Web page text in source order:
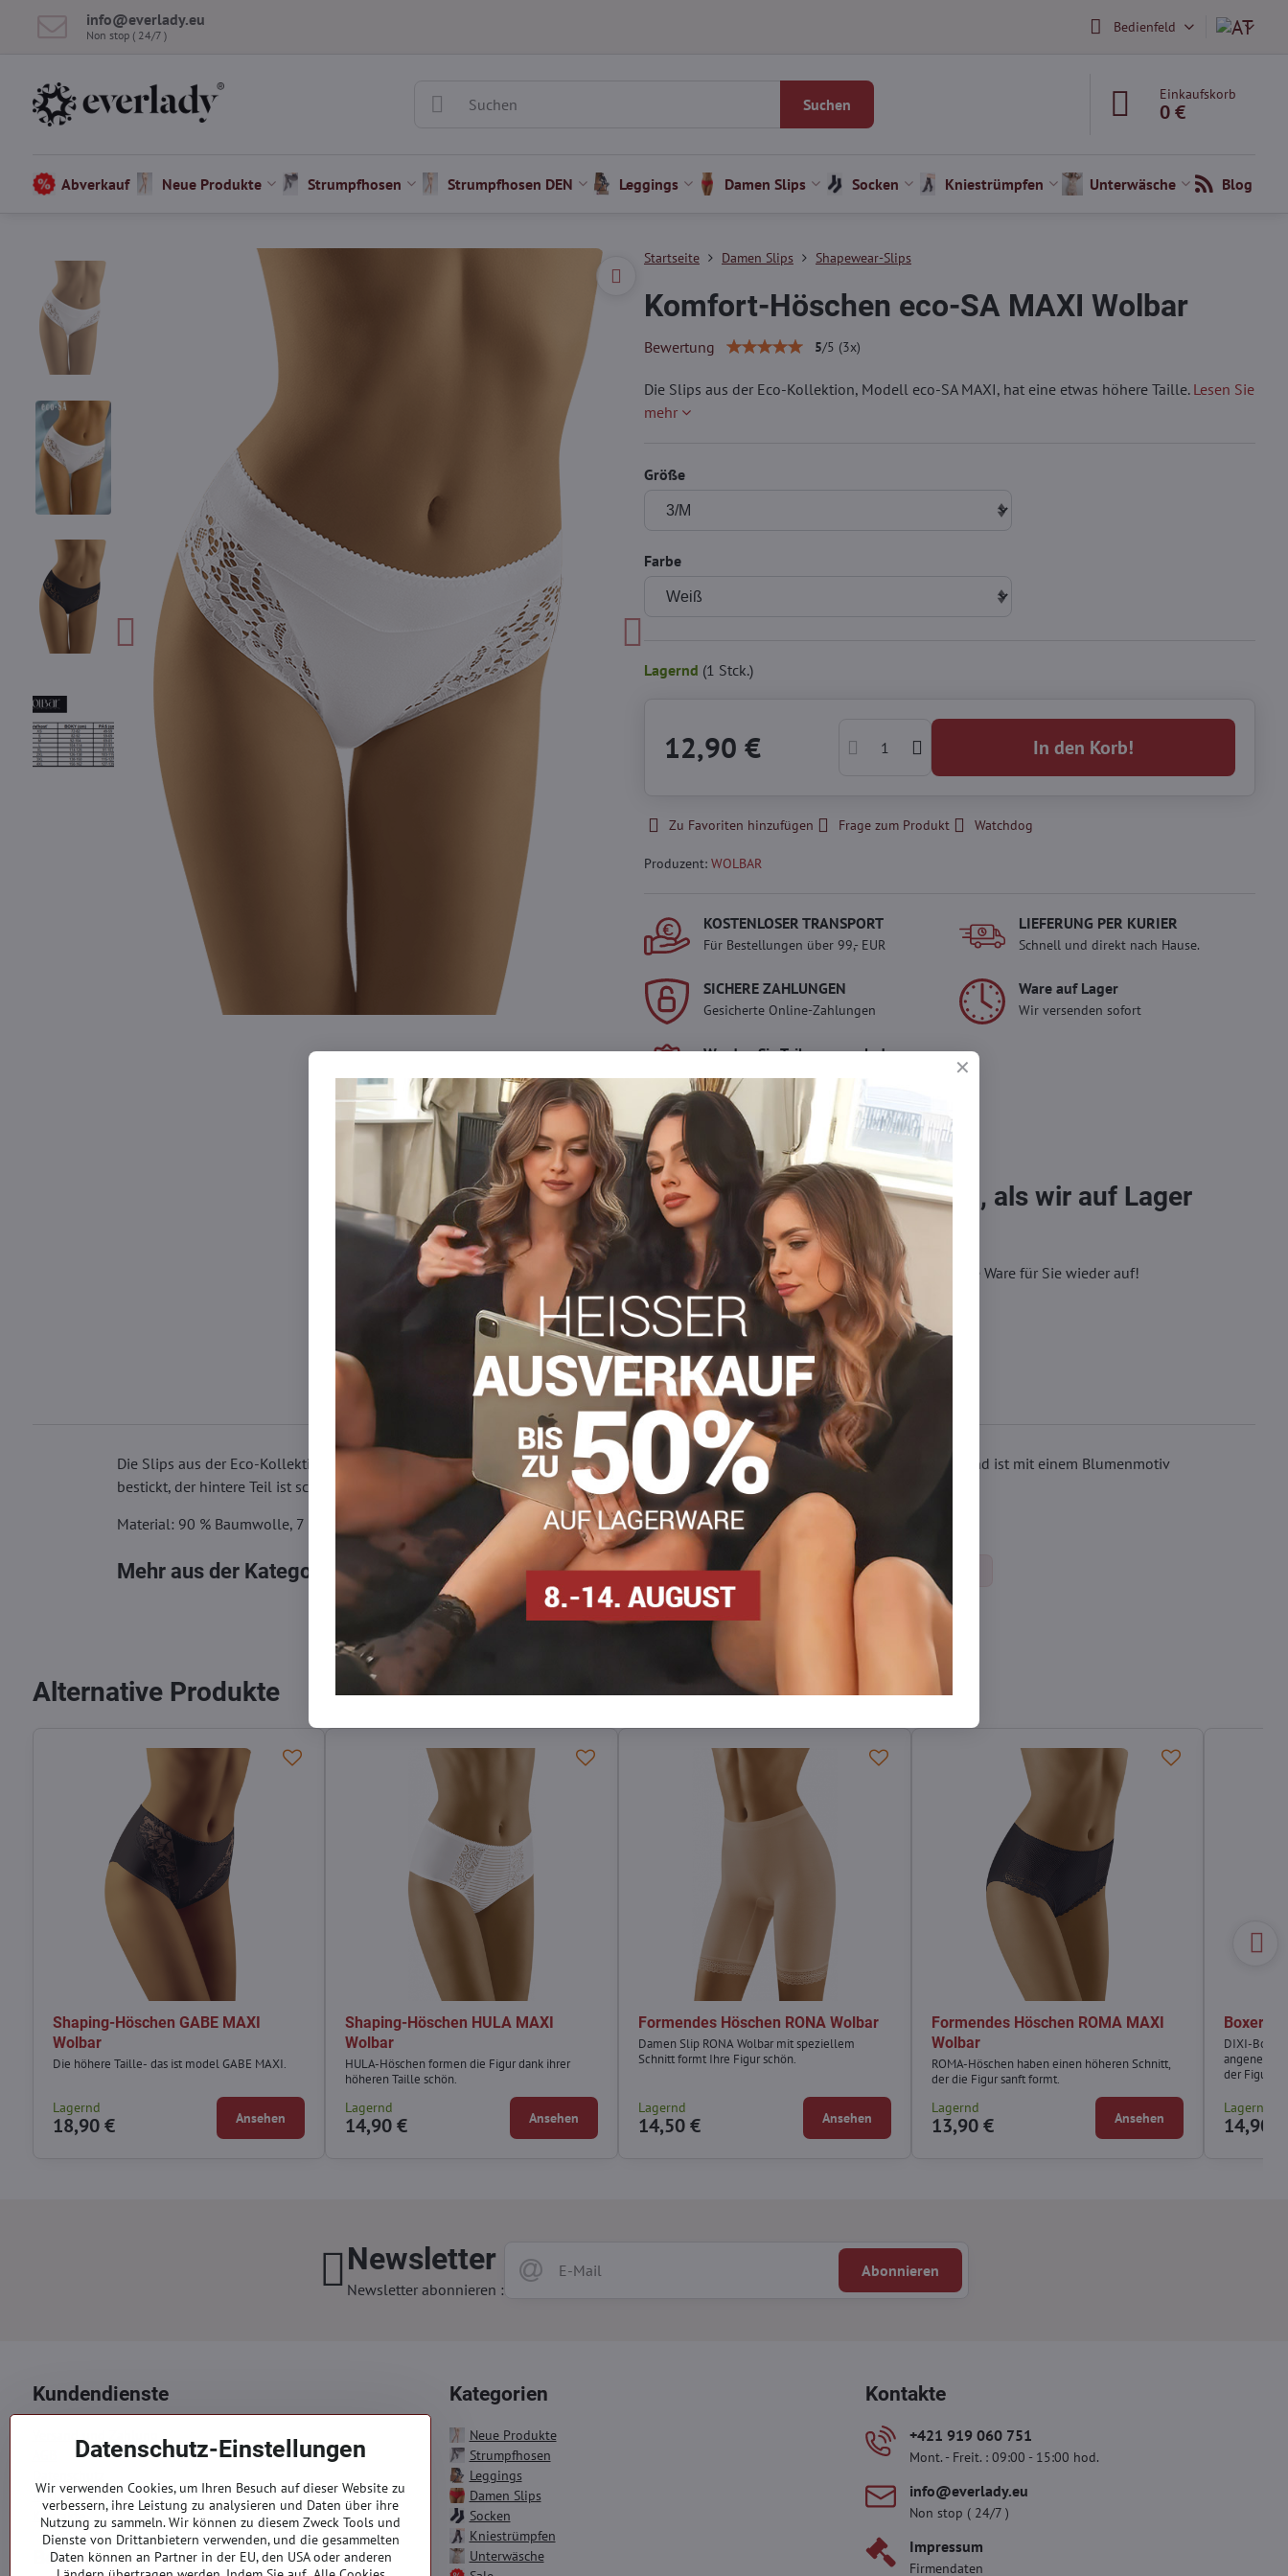
info​@everlady​.eu
Non stop ( 24/7 ) Bedienfeld
Suchen
Einkaufskorb
0 €
Abverkauf Neue Produkte Strumpfhosen Strumpfhosen DEN Leggings Damen Slips Socken Kniestrümpfen Unterwäsche Blog
Startseite Damen Slips Shapewear-Slips
Komfort-Höschen eco-SA MAXI Wolbar
Bewertung 5/5 (3x)
Die Slips aus der Eco-Kollektion, Modell eco-SA MAXI, hat eine etwas höhere Taille. Lesen Sie
mehr
Größe
Farbe
Lagernd (1 Stck.)
12,90 € In den Korb!
Zu Favoriten hinzufügen Frage zum Produkt Watchdog
Produzent: WOLBAR
KOSTENLOSER TRANSPORT
Für Bestellungen über 99,- EUR
LIEFERUNG PER KURIER
Schnell und direkt nach Hause.
SICHERE ZAHLUNGEN
Gesicherte Online-Zahlungen
Ware auf Lager
Wir versenden sofort
Werden Sie Teil von everlady
Werden Sie Teil von everlady und
genießen Sie einen
5 %
Mitgliedervorteilbei jedem Einkauf.
Der Vorteil wird automatisch im
Warenkorb angewendet.
Möchten Sie mehr bestellen, als wir auf Lager
haben?
Zögern Sie nicht, uns zu kontaktieren, wir füllen die Ware für Sie wieder auf!
info​@everlady​.eu
Beschreibung Bewertungen 0 Diskussion 0
Die Slips aus der Eco-Kollektion, Modell eco-SA MAXI, hat eine etwas höhere Taille. Der vordere Teil besteht aus glattem Material und ist mit einem Blumenmotiv
bestickt, der hintere Teil ist schlicht gehalten. Sie sind äußerst bequem und haben einen weichen Gummizug in der Taille.
Material: 90 % Baumwolle, 7 % Elasthan, 3 % Polyamid
Mehr aus der Kategorie Damen Slips Shapewear-Slips Plus size nohavičky xl/xxl Plus size nohavičky xl/xxl
Alternative Produkte
Shaping-Höschen GABE MAXI
Wolbar
Die höhere Taille- das ist model GABE MAXI.
Lagernd
18,90 € Ansehen
Shaping-Höschen HULA MAXI
Wolbar
HULA-Höschen formen die Figur dank ihrer
höheren Taille schön.
Lagernd
14,90 € Ansehen
Formendes Höschen RONA Wolbar
Damen Slip RONA Wolbar mit speziellem
Schnitt formt Ihre Figur schön.
Lagernd
14,50 € Ansehen
Formendes Höschen ROMA MAXI
Wolbar
ROMA-Höschen haben einen höheren Schnitt,
der die Figur sanft formt.
Lagernd
13,90 € Ansehen
DIXI-
der Figur.
Lagernd
14,90 €
Newsletter
Newsletter abonnieren :
Abonnieren
Kundendienste
Reklamation
Kontakte
Bestellungen
Kategorien
Neue Produkte
Strumpfhosen
Leggings
Damen Slips
Socken
Kniestrümpfen
Unterwäsche
Kontakte
+421 919 060 751
Mont. - Freit. : 09:00 - 15:00 hod.
info​@everlady​.eu
Non stop ( 24/7 )
Impressum
Firmendaten
Datenschutz-Einstellungen
Wir verwenden Cookies, um Ihren Besuch auf dieser Website zu
verbessern, ihre Leistung zu analysieren und Daten über ihre
Nutzung zu sammeln. Wir können zu diesem Zweck Tools und
Dienste von Drittanbietern verwenden, und die gesammelten
Daten können an Partner in der EU, den USA oder anderen